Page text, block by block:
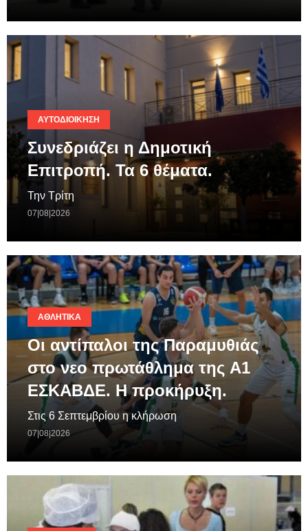
ΑΥΤΟΔΙΟΊΚΗΣΗ
Συνεδριάζει η Δημοτική
Επιτροπή. Τα 6 θέματα.
Την Τρίτη
07|08|2026
ΑΘΛΗΤΙΚΆ
Οι αντίπαλοι της Παραμυθιάς
στο νεο πρωτάθλημα της A1
ΕΣΚΑΒΔΕ. Η προκήρυξη.
Στις 6 Σεπτεμβρίου η κλήρωση
07|08|2026